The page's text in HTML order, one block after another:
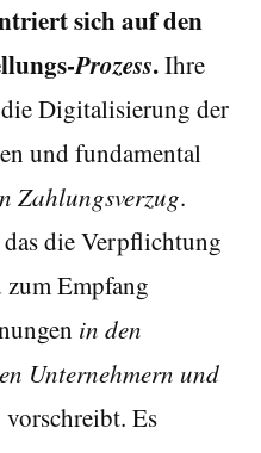
sich auf den
Prozess.Ihre
Digitalisierung der
und fundamental
Zahlungsverzug.
das die Verpflichtung
Empfang
in den
Unternehmern und
Es